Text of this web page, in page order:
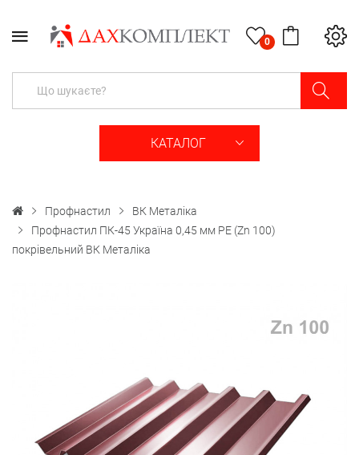
0
КАТАЛОГ
Профнастил
ВК Металіка
Профнастил ПК-45 Україна 0,45 мм PE (Zn 100)
покрівельний ВК Металіка